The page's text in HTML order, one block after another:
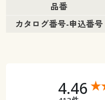
品番
カタログ番号-申込番号
4.46